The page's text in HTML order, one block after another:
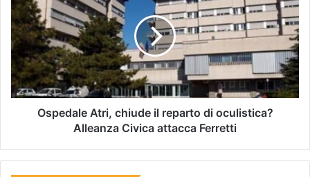
Ospedale Atri, chiude il reparto di oculistica?
Alleanza Civica attacca Ferretti